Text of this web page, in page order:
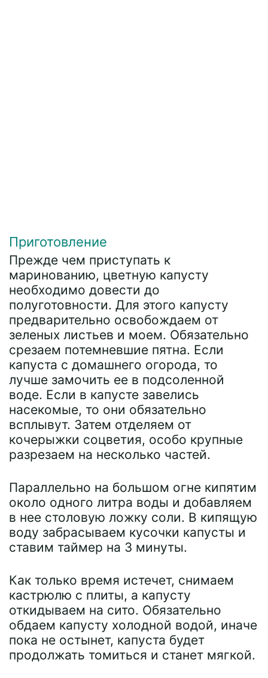
Приготовление
Прежде чем приступать к
маринованию, цветную капусту
необходимо довести до
полуготовности. Для этого капусту
предварительно освобождаем от
зеленых листьев и моем. Обязательно
срезаем потемневшие пятна. Если
капуста с домашнего огорода, то
лучше замочить ее в подсоленной
воде. Если в капусте завелись
насекомые, то они обязательно
всплывут. Затем отделяем от
кочерыжки соцветия, особо крупные
разрезаем на несколько частей.
Параллельно на большом огне кипятим
около одного литра воды и добавляем
в нее столовую ложку соли. В кипящую
воду забрасываем кусочки капусты и
ставим таймер на 3 минуты.
Как только время истечет, снимаем
кастрюлю с плиты, а капусту
откидываем на сито. Обязательно
обдаем капусту холодной водой, иначе
пока не остынет, капуста будет
продолжать томиться и станет мягкой.